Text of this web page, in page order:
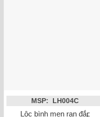
MSP: LH004C
Lộc bình men rạn đắp